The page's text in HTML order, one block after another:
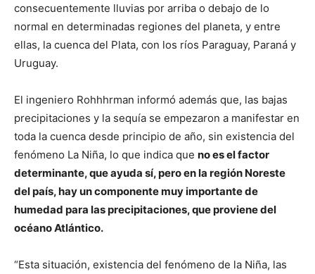
consecuentemente lluvias por arriba o debajo de lo
normal en determinadas regiones del planeta, y entre
ellas, la cuenca del Plata, con los ríos Paraguay, Paraná y
Uruguay.
El ingeniero Rohhhrman informó además que, las bajas
precipitaciones y la sequía se empezaron a manifestar en
toda la cuenca desde principio de año, sin existencia del
fenómeno La Niña, lo que indica que no es el factor
determinante, que ayuda sí, pero en la región Noreste
del país, hay un componente muy importante de
humedad para las precipitaciones, que proviene del
océano Atlántico.
“Esta situación, existencia del fenómeno de la Niña, las